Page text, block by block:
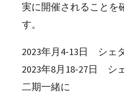
実に開催されることを
す。
2023年月4-13日 シェ
2023年8月18-27日 シ
二期一緒に